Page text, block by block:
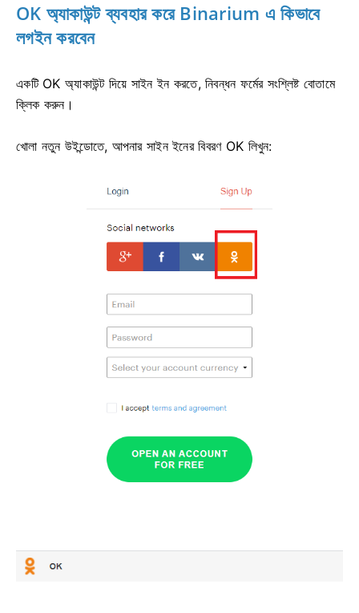
OK অ্যাকাউন্ট ব্যবহার করে Binarium এ কিভাবে
লগইন করবেন
একটি OK অ্যাকাউন্ট দিয়ে সাইন ইন করতে, নিবন্ধন ফর্মের সংশ্লিষ্ট বোতামে
ক্লিক করুন।
খোলা নতুন উইন্ডোতে, আপনার সাইন ইনের বিবরণ OK লিখুন: